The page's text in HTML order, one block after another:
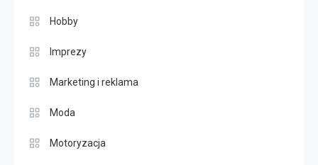
Hobby
Imprezy
Marketing i reklama
Moda
Motoryzacja